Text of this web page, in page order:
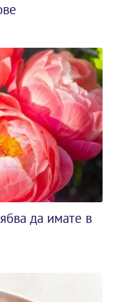
да имате в